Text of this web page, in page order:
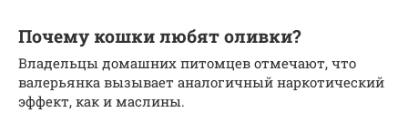
Почему кошки любят оливки?
Владельцы домашних питомцев отмечают, что
валерьянка вызывает аналогичный наркотический
эффект, как и маслины.